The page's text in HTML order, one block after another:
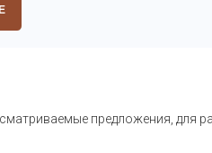
предложения, для